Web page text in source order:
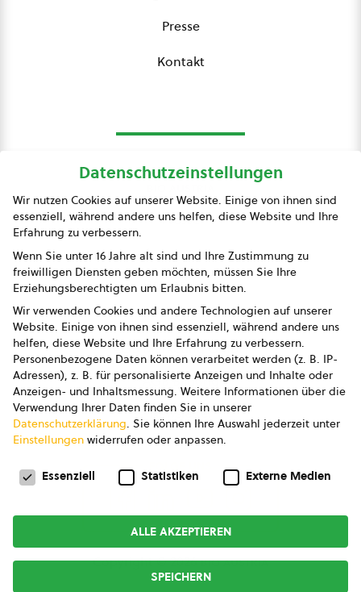
Presse
Kontakt
Presse
Impressum
Datenschutz
AGB
AGB Marketing GmbH
AGB Bildung
Newsletter
Copyright © 2026bio austria
Datenschutzeinstellungen
Wir nutzen Cookies auf unserer Website. Einige von ihnen sind
essenziell, während andere uns helfen, diese Website und Ihre
Erfahrung zu verbessern.
Wenn Sie unter 16 Jahre alt sind und Ihre Zustimmung zu
freiwilligen Diensten geben möchten, müssen Sie Ihre
Erziehungsberechtigten um Erlaubnis bitten.
Wir verwenden Cookies und andere Technologien auf unserer
Website. Einige von ihnen sind essenziell, während andere uns
helfen, diese Website und Ihre Erfahrung zu verbessern.
Personenbezogene Daten können verarbeitet werden (z. B. IP-
Adressen), z. B. für personalisierte Anzeigen und Inhalte oder
Anzeigen- und Inhaltsmessung. Weitere Informationen über die
Verwendung Ihrer Daten finden Sie in unserer
Datenschutzerklärung. Sie können Ihre Auswahl jederzeit unter
Einstellungen widerrufen oder anpassen.
Datenschutzeinstellungen
Essenziell Statistiken Externe Medien
ALLE AKZEPTIEREN
SPEICHERN